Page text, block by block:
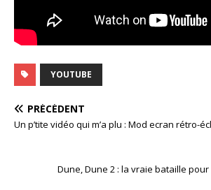
YOUTUBE
PRÉCÉDENT
Un p’tite vidéo qui m’a plu : Mod ecran rétro-
Dune, Dune 2 : la vraie bataille pour